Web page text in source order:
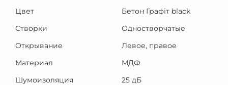
Цвет
Бетон Графіт black
Створки
Одностворчатые
Открывание
Левое, правое
Материал
МДФ
Шумоизоляция
25 дБ